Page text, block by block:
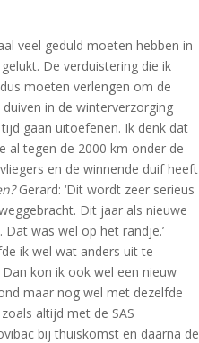
veel geduld moeten hebben in
De verduistering die ik
moeten verlengen om de
in de winterverzorging
gaan uitoefenen. Ik denk dat
al tegen de 2000 km onder de
en de winnende duif heeft
Gerard: ‘Dit wordt zeer serieus
Dit jaar als nieuwe
was wel op het randje.’
ik wel wat anders uit te
kon ik ook wel een nieuw
maar nog wel met dezelfde
altijd met de SAS
bij thuiskomst en daarna de